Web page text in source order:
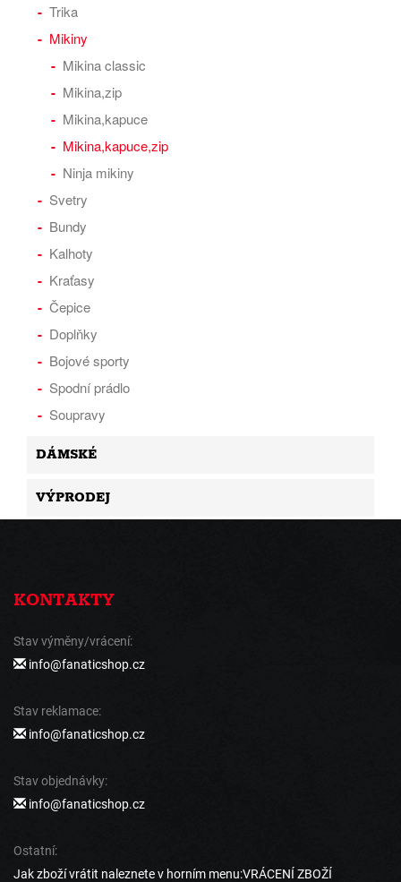
Trika
Mikiny
Mikina classic
Mikina,zip
Mikina,kapuce
Mikina,kapuce,zip
Ninja mikiny
Svetry
Bundy
Kalhoty
Kraťasy
Čepice
Doplňky
Bojové sporty
Spodní prádlo
Soupravy
DÁMSKÉ
VÝPRODEJ
KONTAKTY
Stav výměny/vrácení:
info@fanaticshop.cz
Stav reklamace:
info@fanaticshop.cz
Stav objednávky:
info@fanaticshop.cz
Ostatní:
Jak zboží vrátit naleznete v horním menu:VRÁCENÍ ZBOŽÍ